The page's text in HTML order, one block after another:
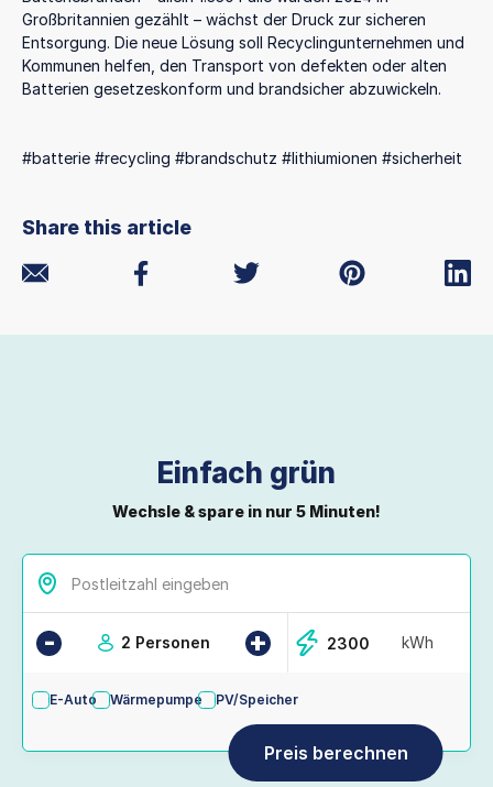
Großbritannien gezählt – wächst der Druck zur sicheren
Entsorgung. Die neue Lösung soll Recyclingunternehmen und
Kommunen helfen, den Transport von defekten oder alten
Batterien gesetzeskonform und brandsicher abzuwickeln.
#batterie #recycling #brandschutz #lithiumionen #sicherheit
Share this article
Einfach grün
Wechsle & spare in nur 5 Minuten!
- 2 Personen + kWh
E-Auto Wärmepumpe PV/Speicher